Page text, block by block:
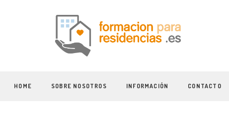
HOME SOBRE NOSOTROS INFORMACIÓN CONTACTO